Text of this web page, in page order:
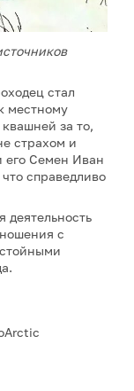
стал
местному
за то,
страхом и
его Семен Иван
справедливо
деятельность
с